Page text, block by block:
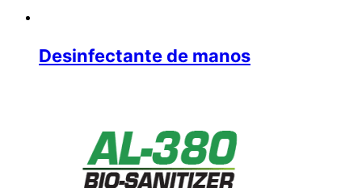
Desinfectante de manos